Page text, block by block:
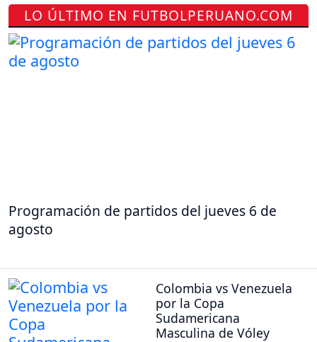
LO ÚLTIMO EN FUTBOLPERUANO.COM
Programación de partidos del jueves 6 de
agosto
Colombia vs Venezuela
por la Copa
Sudamericana
Masculina de Vóley